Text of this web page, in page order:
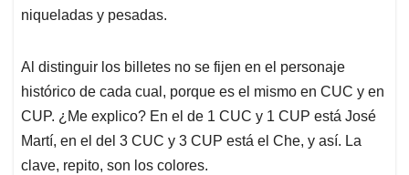
niqueladas y pesadas.
Al distinguir los billetes no se fijen en el personaje
histórico de cada cual, porque es el mismo en CUC y en
CUP. ¿Me explico? En el de 1 CUC y 1 CUP está José
Martí, en el del 3 CUC y 3 CUP está el Che, y así. La
clave, repito, son los colores.